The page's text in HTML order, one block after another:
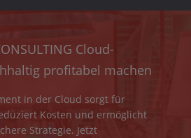
Cloud-
profitabel machen
in der Cloud sorgt für
Kosten und ermöglicht
Strategie. Jetzt